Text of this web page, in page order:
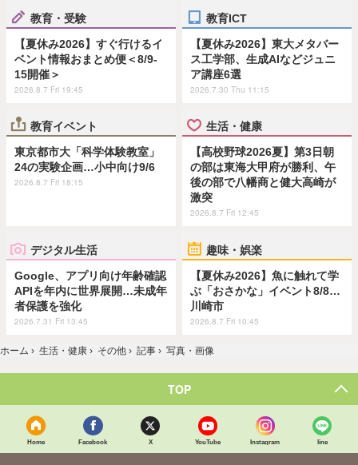
教育・受験
【夏休み2026】すぐ行けるイ
ベント情報おまとめ便＜8/9-
15開催＞
2026.8.7 Fri 19:45
教育ICT
【夏休み2026】東大メタバー
ス工学部、生成AIなどジュニ
ア講座6選
2026.7.30 Thu 11:15
教育イベント
東京都市大「科学体験教室」
24の実験企画…小中向け9/6
2026.8.7 Fri 18:15
生活・健康
【高校野球2026夏】第3日朝
の部は東海大甲府が勝利、午
後の部で八幡商と健大高崎が
激突
2026.8.7 Fri 12:45
デジタル生活
Google、アプリ向け年齢確認
APIを年内に世界展開…未成年
者保護を強化
2026.7.31 Fri 13:45
趣味・娯楽
【夏休み2026】魚に触れて学
ぶ「おさかな」イベント8/8…
川崎市
2026.8.7 Fri 10:45
ホーム › 生活・健康 › その他 › 記事 › 写真・画像
TOP
Home Facebook X YouTube Instagram line